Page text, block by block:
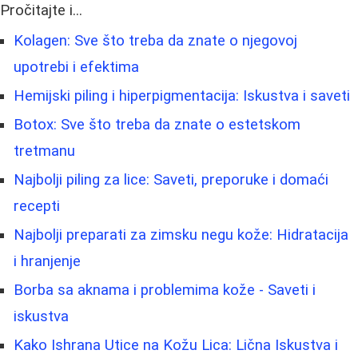
Pročitajte i...
Kolagen: Sve što treba da znate o njegovoj
upotrebi i efektima
Hemijski piling i hiperpigmentacija: Iskustva i saveti
Botox: Sve što treba da znate o estetskom
tretmanu
Najbolji piling za lice: Saveti, preporuke i domaći
recepti
Najbolji preparati za zimsku negu kože: Hidratacija
i hranjenje
Borbа sa aknama i problemima kože - Saveti i
iskustva
Kako Ishrana Utice na Kožu Lica: Lična Iskustva i